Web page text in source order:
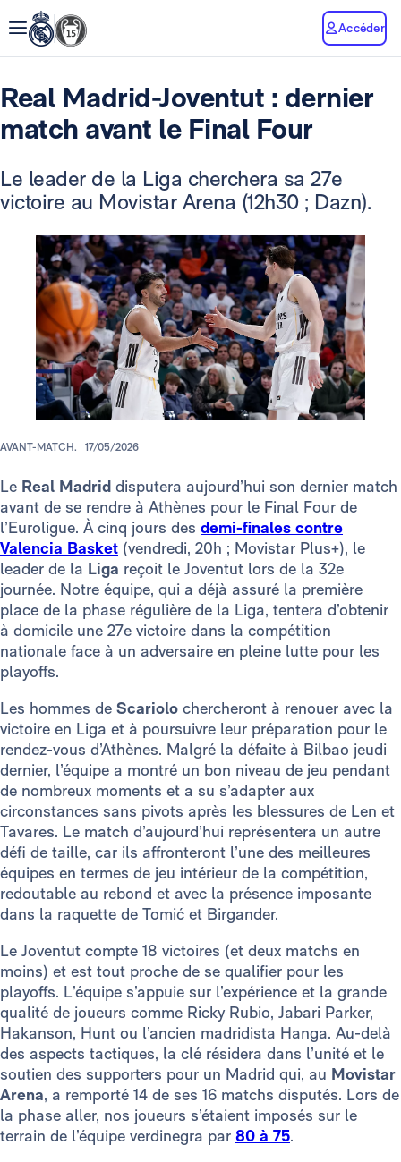
Accéder
Real Madrid-Joventut : dernier
match avant le Final Four
Le leader de la Liga cherchera sa 27e
victoire au Movistar Arena (12h30 ; Dazn).
AVANT-MATCH. 17/05/2026
Le Real Madrid disputera aujourd’hui son dernier match
avant de se rendre à Athènes pour le Final Four de
l’Euroligue. À cinq jours des demi-finales contre
Valencia Basket (vendredi, 20h ; Movistar Plus+), le
leader de la Liga reçoit le Joventut lors de la 32e
journée. Notre équipe, qui a déjà assuré la première
place de la phase régulière de la Liga, tentera d’obtenir
à domicile une 27e victoire dans la compétition
nationale face à un adversaire en pleine lutte pour les
playoffs.
Les hommes de Scariolo chercheront à renouer avec la
victoire en Liga et à poursuivre leur préparation pour le
rendez-vous d’Athènes. Malgré la défaite à Bilbao jeudi
dernier, l’équipe a montré un bon niveau de jeu pendant
de nombreux moments et a su s’adapter aux
circonstances sans pivots après les blessures de Len et
Tavares. Le match d’aujourd’hui représentera un autre
défi de taille, car ils affronteront l’une des meilleures
équipes en termes de jeu intérieur de la compétition,
redoutable au rebond et avec la présence imposante
dans la raquette de Tomić et Birgander.
Le Joventut compte 18 victoires (et deux matchs en
moins) et est tout proche de se qualifier pour les
playoffs. L’équipe s’appuie sur l’expérience et la grande
qualité de joueurs comme Ricky Rubio, Jabari Parker,
Hakanson, Hunt ou l’ancien madridista Hanga. Au-delà
des aspects tactiques, la clé résidera dans l’unité et le
soutien des supporters pour un Madrid qui, au Movistar
Arena, a remporté 14 de ses 16 matchs disputés. Lors de
la phase aller, nos joueurs s’étaient imposés sur le
terrain de l’équipe verdinegra par 80 à 75.